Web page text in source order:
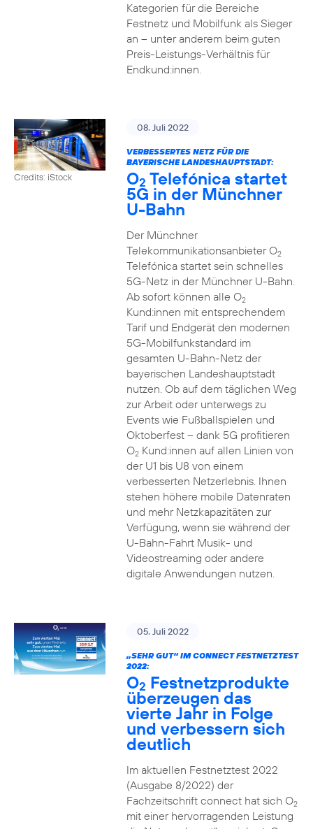
Kategorien für die Bereiche
Festnetz und Mobilfunk als Sieger
an – unter anderem beim guten
Preis-Leistungs-Verhältnis für
Endkund:innen.
Credits: iStock
08. Juli 2022
VERBESSERTES NETZ FÜR DIE
BAYERISCHE LANDESHAUPTSTADT:
O2 Telefónica startet
5G in der Münchner
U-Bahn
Der Münchner
Telekommunikationsanbieter O2
Telefónica startet sein schnelles
5G-Netz in der Münchner U-Bahn.
Ab sofort können alle O2
Kund:innen mit entsprechendem
Tarif und Endgerät den modernen
5G-Mobilfunkstandard im
gesamten U-Bahn-Netz der
bayerischen Landeshauptstadt
nutzen. Ob auf dem täglichen Weg
zur Arbeit oder unterwegs zu
Events wie Fußballspielen und
Oktoberfest – dank 5G profitieren
O2Kund:innen auf allen Linien von
der U1 bis U8 von einem
verbesserten Netzerlebnis. Ihnen
stehen höhere mobile Datenraten
und mehr Netzkapazitäten zur
Verfügung, wenn sie während der
U-Bahn-Fahrt Musik- und
Videostreaming oder andere
digitale Anwendungen nutzen.
05. Juli 2022
„SEHR GUT“ IM CONNECT FESTNETZTEST
2022:
O2 Festnetzprodukte
überzeugen das
vierte Jahr in Folge
und verbessern sich
deutlich
Im aktuellen Festnetztest 2022
(Ausgabe 8/2022) der
Fachzeitschrift connect hat sich O2
mit einer hervorragenden Leistung